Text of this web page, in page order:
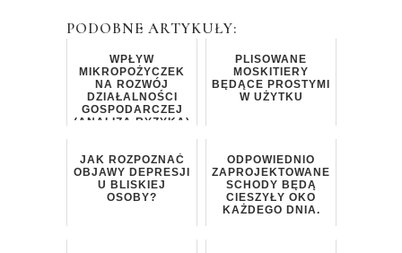
PODOBNE ARTYKUŁY:
WPŁYW
MIKROPOŻYCZEK
NA ROZWÓJ
DZIAŁALNOŚCI
GOSPODARCZEJ
(ANALIZA RYZYKA)
PLISOWANE
MOSKITIERY
BĘDĄCE PROSTYMI
W UŻYTKU
JAK ROZPOZNAĆ
OBJAWY DEPRESJI
U BLISKIEJ
OSOBY?
ODPOWIEDNIO
ZAPROJEKTOWANE
SCHODY BĘDĄ
CIESZYŁY OKO
KAŻDEGO DNIA.